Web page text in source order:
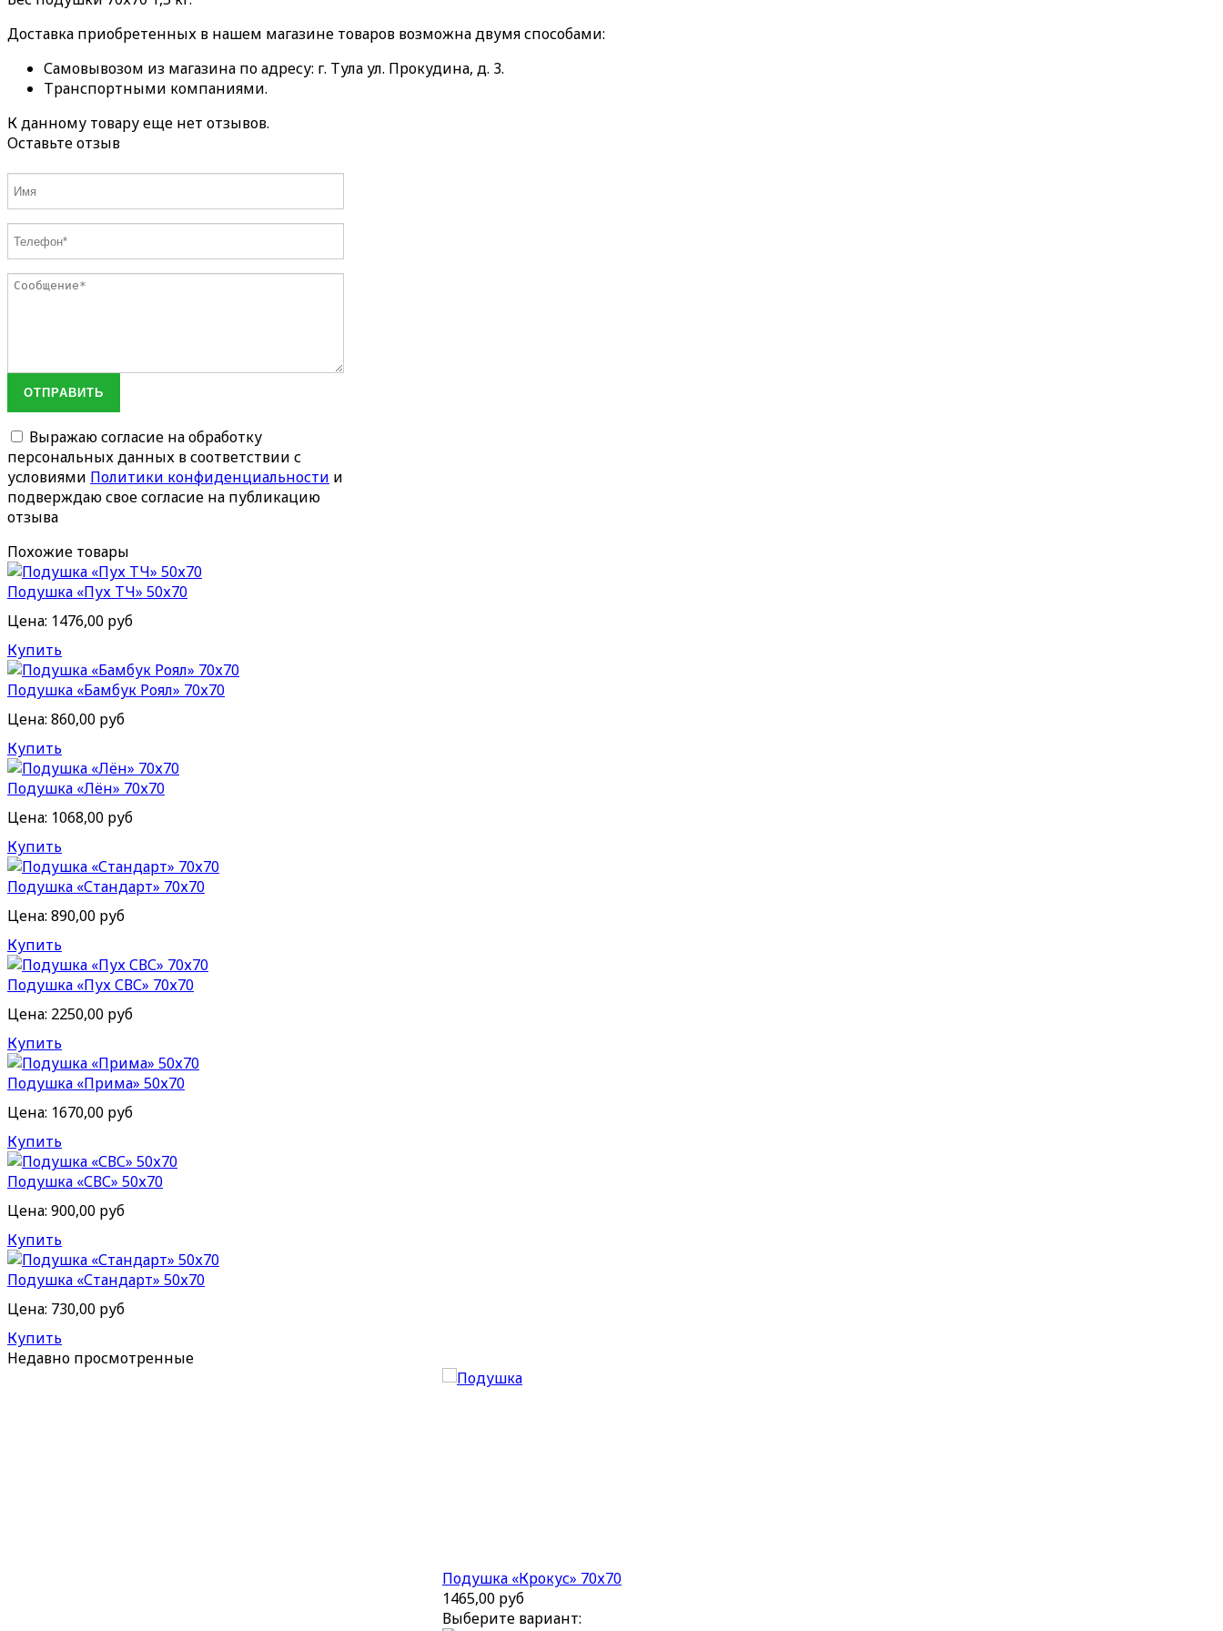
Доставка приобретенных в нашем магазине товаров возможна двумя способами:
Самовывозом из магазина по адресу: г. Тула ул. Прокудина, д. 3.
Транспортными компаниями.
К данному товару еще нет отзывов.
Оставьте отзыв
ОТПРАВИТЬ
Выражаю согласие на обработку
персональных данных в соответствии с
условиями Политики конфиденциальности и
подверждаю свое согласие на публикацию
отзыва
Похожие товары
Подушка «Пух ТЧ» 50х70
Цена: 1476,00 руб
Купить
Подушка «Бамбук Роял» 70х70
Цена: 860,00 руб
Купить
Подушка «Лён» 70х70
Цена: 1068,00 руб
Купить
Подушка «Стандарт» 70х70
Цена: 890,00 руб
Купить
Подушка «Пух СВС» 70х70
Цена: 2250,00 руб
Купить
Подушка «Прима» 50х70
Цена: 1670,00 руб
Купить
Подушка «СВС» 50х70
Цена: 900,00 руб
Купить
Подушка «Стандарт» 50х70
Цена: 730,00 руб
Купить
Недавно просмотренные
Подушка «Крокус» 70х70
1465,00 руб
Выберите вариант: